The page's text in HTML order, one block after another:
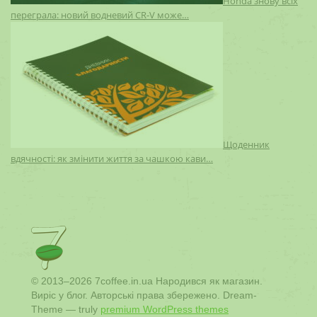
переграла: новий водневий CR-V може…
Щоденник
вдячності: як змінити життя за чашкою кави…
© 2013–2026 7coffee.in.ua Народився як магазин.
Виріс у блог. Авторські права збережено. Dream-
Theme — truly premium WordPress themes